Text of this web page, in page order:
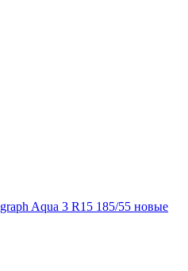
Aqua 3 R15 185/55 новые